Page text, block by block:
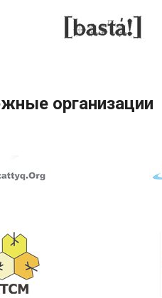
организации